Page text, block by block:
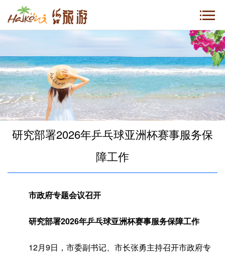
研究部署2026年乒乓球亚洲杯赛事服务保
障工作
市政府专题会议召开
研究部署2026年乒乓球亚洲杯赛事服务保障工作
12月9日，市委副书记、市长张勇主持召开市政府专